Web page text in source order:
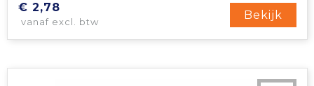
€ 2,78
vanaf excl. btw
Bekijk